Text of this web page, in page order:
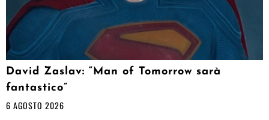
David Zaslav: “Man of Tomorrow sarà
fantastico”
6 AGOSTO 2026